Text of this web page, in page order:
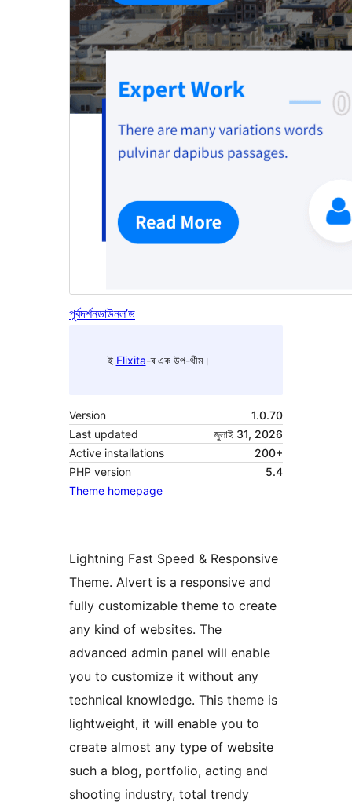
পূৰ্বদৰ্শনডাউনল’ড
ই Flixita-ৰ এক উপ-থীম।
Version
1.0.70
Last updated
জুলাই 31, 2026
Active installations
200+
PHP version
5.4
Theme homepage
Lightning Fast Speed & Responsive
Theme. Alvert is a responsive and
fully customizable theme to create
any kind of websites. The
advanced admin panel will enable
you to customize it without any
technical knowledge. This theme is
lightweight, it will enable you to
create almost any type of website
such a blog, portfolio, acting and
shooting industry, total trendy